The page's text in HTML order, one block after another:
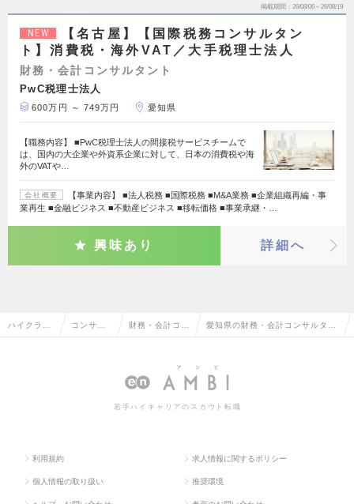
掲載期間 26/08/06～26/08/19
NEW
【名古屋】【国際税務コンサルタン
ト】消費税・海外VAT／大手税理士法人
財務・会計コンサルタント
PwC税理士法人
600万円 ～ 749万円 愛知県
【職務内容】 ■PwC税理士法人の間接税サービスチームで
は、国内の大企業や外資系企業に対して、日本の消費税や海
外のVATや…
会社概要
【事業内容】 ■法人税務 ■国際税務 ■M&A業務 ■企業組織再編・事
業再生 ■金融ビジネス ■不動産ビジネス ■移転価格 ■事業承継・…
興味あり 詳細へ
ハイクラス コンサル 財務・会計コン 愛知県の財務・会計コンサルタン
若手ハイキャリアのスカウト転職
利用規約 求人情報に関するポリシー
個人情報の取り扱い 推奨環境